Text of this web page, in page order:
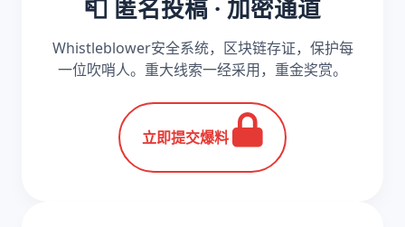
📮 匿名投稿 · 加密通道
Whistleblower安全系统，区块链存证，保护每
一位吹哨人。重大线索一经采用，重金奖赏。
立即提交爆料